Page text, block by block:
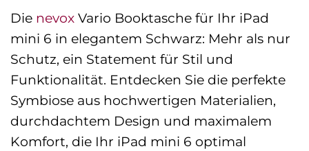
Die nevox Vario Booktasche für Ihr iPad
mini 6 in elegantem Schwarz: Mehr als nur
Schutz, ein Statement für Stil und
Funktionalität. Entdecken Sie die perfekte
Symbiose aus hochwertigen Materialien,
durchdachtem Design und maximalem
Komfort, die Ihr iPad mini 6 optimal